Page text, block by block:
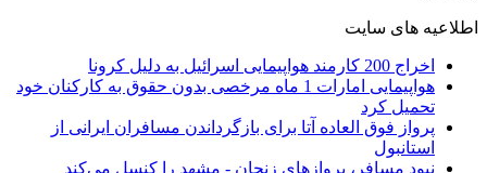
اطلاعیه های سایت
اخراج 200 کارمند هواپیمایی اسرائیل به دلیل کرونا
هواپیمایی امارات 1 ماه مرخصی بدون حقوق به کارکنان خود
تحمیل کرد
پرواز فوق العاده آتا برای بازگرداندن مسافران ایرانی از
استانبول
نبود مسافر، پروازهای زنجان - مشهد را کنسل می‌کند